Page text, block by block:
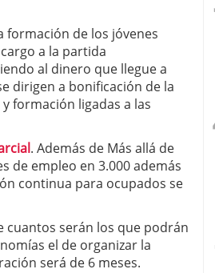
formación de los jóvenes
a la partida
al dinero que llegue a
dirigen a bonificación de la
formación ligadas a las
. Además de Más allá de
de empleo en 3.000 además
continua para ocupados se
cuantos serán los que podrán
el de organizar la
será de 6 meses.